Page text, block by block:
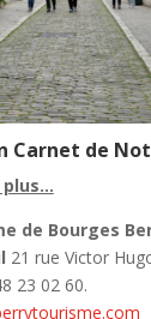
Carnet de
plus…
de Bourges
21 rue Victor
23 02 60.